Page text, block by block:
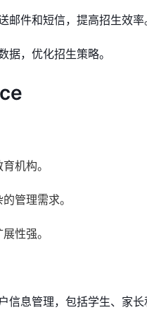
邮件和短信，提高招生效率
据，优化招生策略。
机构。
管理需求。
性强。
信息管理，包括学生、家长